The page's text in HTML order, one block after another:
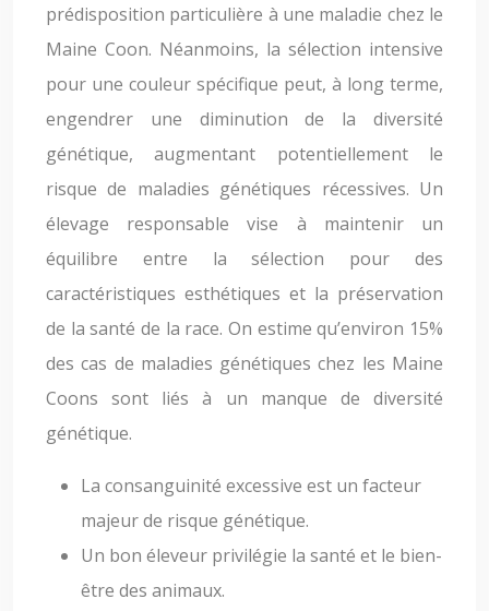
prédisposition particulière à une maladie chez le
Maine Coon. Néanmoins, la sélection intensive
pour une couleur spécifique peut, à long terme,
engendrer une diminution de la diversité
génétique, augmentant potentiellement le
risque de maladies génétiques récessives. Un
élevage responsable vise à maintenir un
équilibre entre la sélection pour des
caractéristiques esthétiques et la préservation
de la santé de la race. On estime qu’environ 15%
des cas de maladies génétiques chez les Maine
Coons sont liés à un manque de diversité
génétique.
La consanguinité excessive est un facteur
majeur de risque génétique.
Un bon éleveur privilégie la santé et le bien-
être des animaux.